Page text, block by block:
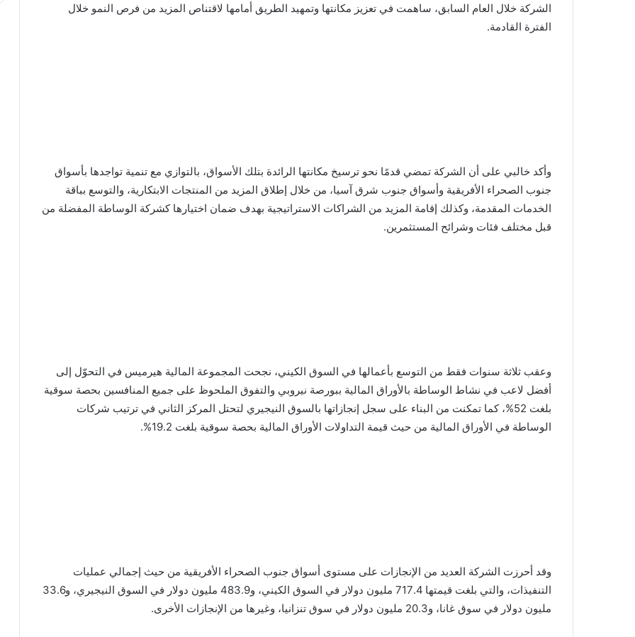
الشركة خلال العام السابق، ساهمت في تعزيز مكانتها وتمهيد الطريق أمامها لاقتناص المزيد من فرص النمو خلال
الفترة القادمة.
وأكد خالبي على أن الشركة تمضي قدمًا نحو ترسيخ مكانتها الرائدة بتلك الأسواق، بالتوازي مع تنمية تواجدها بأسواق
جنوب الصحراء الأفريقية وأسواق جنوب شرق آسيا، من خلال إطلاق المزيد من المنتجات الابتكارية، والتوسع بباقة
الخدمات المقدمة، وكذلك إقامة المزيد من الشراكات الاستراتيجية بهدف ضمان اختيارها كشركة الوساطة المفضلة من
قبل مختلف فئات وشرائح المستثمرين.
وعقب ثلاثة سنوات فقط من التوسع بأعمالها في السوق الكيني، نجحت المجموعة المالية هيرميس في التحوّل إلى
أفضل لاعب في نشاط الوساطة بالأوراق المالية ببورصة نيروبي والتفوق الملحوظ على جميع المنافسين بحصة سوقية
بلغت 52%، كما تمكنت من البناء على سجل إنجازاتها بالسوق النيجيري لتحتل المركز الثاني في ترتيب شركات
الوساطة في الأوراق المالية من حيث قيمة التداولات الأوراق المالية بحصة سوقية بلغت 19.2%.
وقد أحرزت الشركة العديد من الإنجازات على مستوى أسواق جنوب الصحراء الأفريقية من حيث إجمالي عمليات
التنفيذات، والتي بلغت قيمتها 717.4 مليون دولار في السوق الكيني، و483.9 مليون دولار في السوق النيجيري، و33.6
مليون دولار في سوق غانا، و20.3 مليون دولار في سوق تنزانيا، وغيرها من الإنجازات الأخرى.